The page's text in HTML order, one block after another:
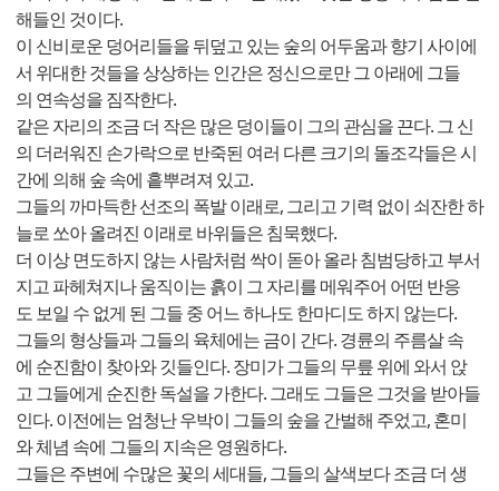
해들인 것이다.
이 신비로운 덩어리들을 뒤덮고 있는 숲의 어두움과 향기 사이에
서 위대한 것들을 상상하는 인간은 정신으로만 그 아래에 그들
의 연속성을 짐작한다.
같은 자리의 조금 더 작은 많은 덩이들이 그의 관심을 끈다. 그 신
의 더러워진 손가락으로 반죽된 여러 다른 크기의 돌조각들은 시
간에 의해 숲 속에 흩뿌려져 있고.
그들의 까마득한 선조의 폭발 이래로, 그리고 기력 없이 쇠잔한 하
늘로 쏘아 올려진 이래로 바위들은 침묵했다.
더 이상 면도하지 않는 사람처럼 싹이 돋아 올라 침범당하고 부서
지고 파헤쳐지나 움직이는 흙이 그 자리를 메워주어 어떤 반응
도 보일 수 없게 된 그들 중 어느 하나도 한마디도 하지 않는다.
그들의 형상들과 그들의 육체에는 금이 간다. 경륜의 주름살 속
에 순진함이 찾아와 깃들인다. 장미가 그들의 무릎 위에 와서 앉
고 그들에게 순진한 독설을 가한다. 그래도 그들은 그것을 받아들
인다. 이전에는 엄청난 우박이 그들의 숲을 간벌해 주었고, 혼미
와 체념 속에 그들의 지속은 영원하다.
그들은 주변에 수많은 꽃의 세대들, 그들의 살색보다 조금 더 생